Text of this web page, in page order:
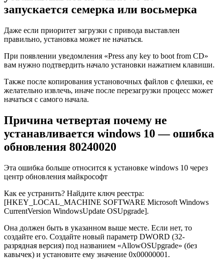
запускается семерка или восьмерка
Даже если приоритет загрузки с привода выставлен
правильно, установка может не начаться.
При появлении уведомления «Press any key to boot from CD»
вам нужно подтвердить начало установки нажатием клавиши.
Также после копирования установочных файлов с флешки, ее
желательно извлечь, иначе после перезагрузки процесс может
начаться с самого начала.
Причина четвертая почему не
устанавливается windows 10 — ошибка
обновления 80240020
Эта ошибка больше относится к установке windows 10 через
центр обновления майкрософт
Как ее устранить? Найдите ключ реестра:
[HKEY_LOCAL_MACHINE SOFTWARE Microsoft Windows
CurrentVersion WindowsUpdate OSUpgrade].
Она должен быть в указанном выше месте. Если нет, то
создайте его. Создайте новый параметр DWORD (32-
разрядная версия) под названием «AllowOSUpgrade» (без
кавычек) и установите ему значение 0x00000001.